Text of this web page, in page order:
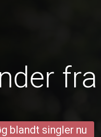
blandt singler nu